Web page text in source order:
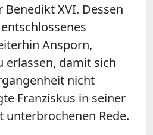
XVI. Dessen
Ansporn,
erlassen, damit sich
nicht
Franziskus in seiner
unterbrochenen Rede.